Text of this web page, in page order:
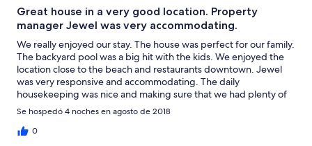
Great house in a very good location. Property
manager Jewel was very accommodating.
We really enjoyed our stay. The house was perfect for our family.
The backyard pool was a big hit with the kids. We enjoyed the
location close to the beach and restaurants downtown. Jewel
was very responsive and accommodating. The daily
housekeeping was nice and making sure that we had plenty of
towels and water. Definitely plan on staying again.
Se hospedó 4 noches en agosto de 2018
0